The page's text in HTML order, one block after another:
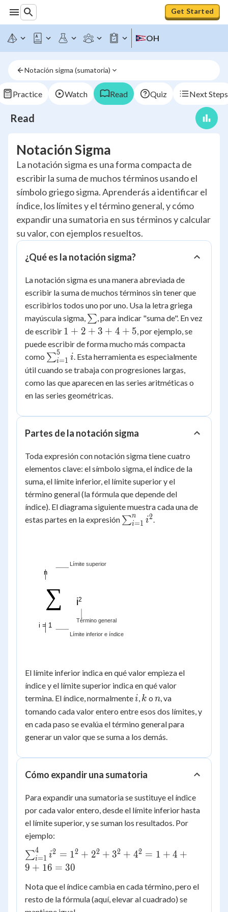
Get Started
OH
Notación sigma (sumatoria)
Practice Watch Read Quiz Next Steps
Read
Notación Sigma
La notación sigma es una forma compacta de
escribir la suma de muchos términos usando el
símbolo griego sigma. Aprenderás a identificar el
índice, los límites y el término general, y cómo
expandir una sumatoria en sus términos y calcular
su valor, con ejemplos resueltos.
¿Qué es la notación sigma?
La notación sigma es una manera abreviada de
escribir la suma de muchos términos sin tener que
escribirlos todos uno por uno. Usa la letra griega
mayúscula sigma, \sum
∑, para indicar "suma de". En vez
de escribir 1
+
+
+
4
1 + 2 + 3 + 4 + 5, por ejemplo, se
puede escribir de forma mucho más compacta
como \sum_{i=1}^{5}
i
∑i=1
5 i. Esta herramienta es especialmente
útil cuando se trabaja con progresiones largas,
como las que aparecen en las series aritméticas o
en las series geométricas.
Partes de la notación sigma
Toda expresión con notación sigma tiene cuatro
elementos clave: el símbolo sigma, el índice de la
suma, el límite inferior, el límite superior y el
término general (la fórmula que depende del
índice). El diagrama siguiente muestra cada una de
estas partes en la expresión \sum_{i=1}^{n}
∑i=1
n i2.
∑
n
i = 1
i2
Límite superior
Límite inferior e índice
Término general
El límite inferior indica en qué valor empieza el
índice y el límite superior indica en qué valor
termina. El índice, normalmentei
i, k
k o n
n, va
tomando cada valor entero entre esos dos límites, y
en cada paso se evalúa el término general para
generar un valor que se suma a los demás.
Cómo expandir una sumatoria
Para expandir una sumatoria se sustituye el índice
por cada valor entero, desde el límite inferior hasta
el límite superior, y se suman los resultados. Por
ejemplo:
\sum_{i=1}^{4}
i^2 = 1^2 + 2^2
+ 4 + 9 + 16 =
30
∑i=1
4 i2 = 12 + 22 + 32 + 42 = 1 + 4 +
9 + 16 = 30
Nota que el índice cambia en cada término, pero el
resto de la fórmula (aquí, elevar al cuadrado) se